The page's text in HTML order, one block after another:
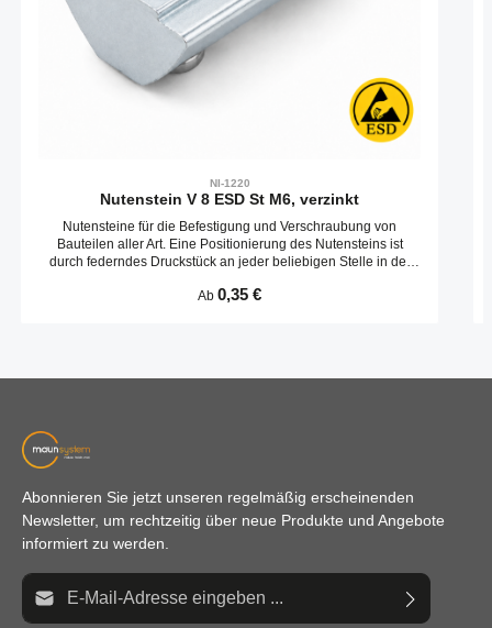
NI-1220
Nutenstein V 8 ESD St M6, verzinkt
Nutensteine für die Befestigung und Verschraubung von
Bauteilen aller Art. Eine Positionierung des Nutensteins ist
durch federndes Druckstück an jeder beliebigen Stelle in der
Regulärer Preis:
Ab 0,35 €
Abonnieren Sie jetzt unseren regelmäßig erscheinenden
Newsletter, um rechtzeitig über neue Produkte und Angebote
informiert zu werden.
E-Mail-Adresse*